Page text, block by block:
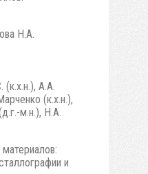
Н.А.
А.А.
(к.х.н.),
м.н.), Н.А.
и